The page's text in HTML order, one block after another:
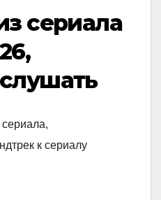
сериала
,
к сериалу